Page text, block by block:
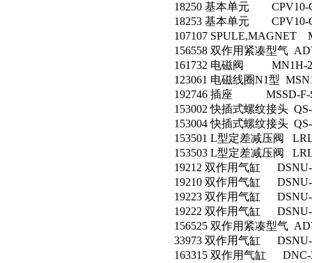
18250 基本单元 CPV10-
18253 基本单元 CPV10-
107107 SPULE,MAGNET
156558 双作用紧凑型气
161732 电磁阀 MN1H-
123061 电磁线圈N1型
192746 插座 MSSD-F-
153002 快插式螺纹接头
153004 快插式螺纹接头
153501 L型定差减压阀
153503 L型定差减压阀
19212 双作用气缸 DSNU-
19210 双作用气缸 DSNU-
19223 双作用气缸 DSNU-
19222 双作用气缸 DSNU-
156525 双作用紧凑型气
33973 双作用气缸 DSNU-
163315 双作用气缸 DNC-